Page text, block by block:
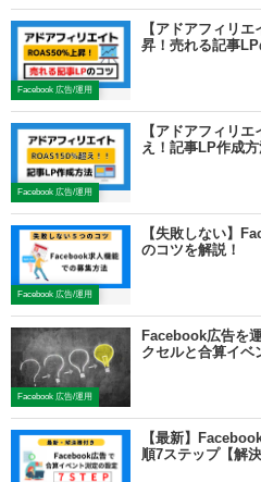
Facebook 広告/運用
【アドアフィリ
昇！売れる記事LP
Facebook 広告/運用
【アドアフィリ
え！記事LP作成方
Facebook 広告/運用
【失敗しない】
のコツを解説！
Facebook 広告/運用
Facebook広告を
クセルと合算イベ
【最新】
順7ステップ【解決